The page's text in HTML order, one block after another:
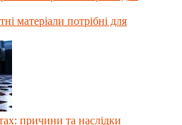
матеріали потрібні для
причини та наслідки